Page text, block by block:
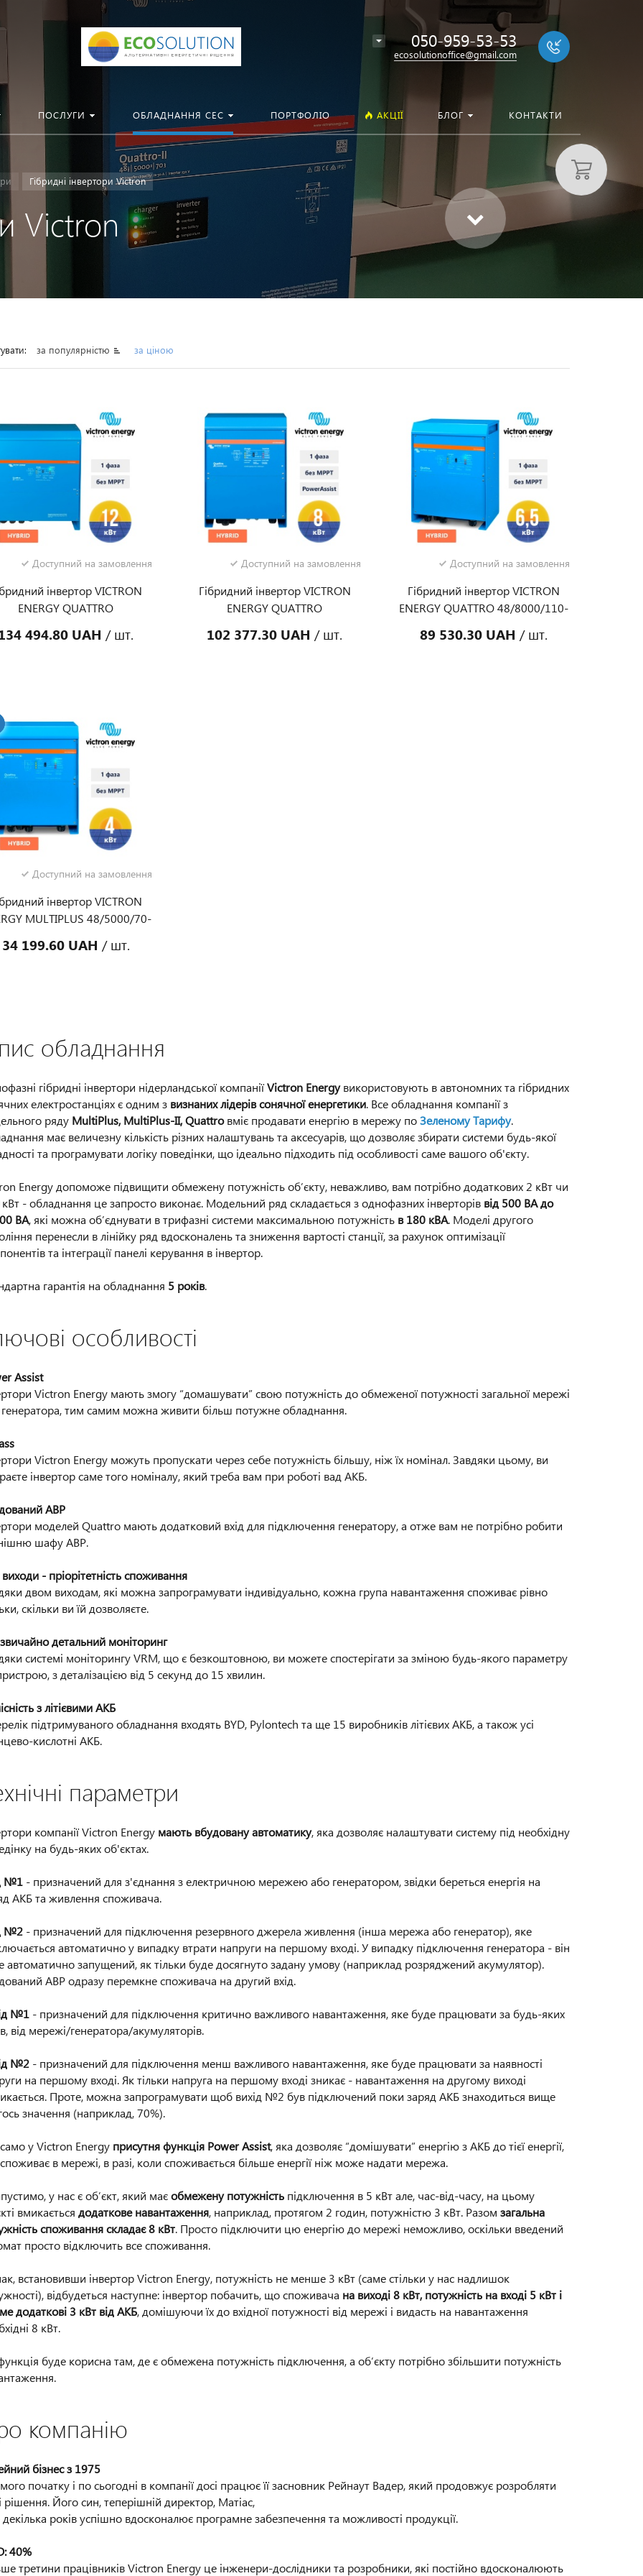
050-959-53-53
ecosolutionoffice@gmail.com
ПОСЛУГИ ОБЛАДНАННЯ СЕС ПОРТФОЛІО АКЦІЇ БЛОГ КОНТАКТИ
Гібридні інвертори Victron
Victron
вартості
станції
за популярністю за ціною
Доступний на замовлення
інвертор VICTRON
ENERGY QUATTRO
12 КВТ, 1 ФАЗА, БЕЗ MPPT)
494.80 UAH / шт.
Доступний на замовлення
Гібридний інвертор VICTRON
ENERGY QUATTRO
КВА/8 КВТ, 1 ФАЗА, БЕЗ MPPT
102 377.30 UAH / шт.
Доступний на замовлення
Гібридний інвертор VICTRON
ENERGY QUATTRO 48/8000/110-
БЕЗ MPPT)
89 530.30 UAH / шт.
Доступний на замовлення
інвертор VICTRON
MULTIPLUS 48/5000/70-
MPPT)
34 199.60 UAH / шт.
обладнання
гібридні інвертори нідерландської компаніїVictron Energyвикористовують в автономних та гібридних
електростанціях є одним з визнаних лідерів сонячної енергетики. Все обладнання компанії з
ряду MultiPlus, MultiPlus-II, Quattroвміє продавати енергію в мережу поЗеленому Тарифу.
має величезну кількість різних налаштувань та аксесуарів, що дозволяє збирати системи будь-якої
та програмувати логіку поведінки, що ідеально підходить під особливості саме вашого об'єкту.
Energy допоможе підвищити обмежену потужність об’єкту, неважливо, вам потрібно додаткових 2 кВт чи
- обладнання це запросто виконає. Модельний ряд складається з однофазних інверторів від 500 ВА до
ВА, які можна об’єднувати в трифазні системи максимальною потужність в 180 кВА. Моделі другого
перенесли в лінійку ряд вдосконалень та зниження вартості станції, за рахунок оптимізації
та інтеграції панелі керування в інвертор.
гарантія на обладнання 5 років.
особливості
Assist
Victron Energy мають змогу “домашувати” свою потужність до обмеженої потужності загальної мережі
тим самим можна живити більш потужне обладнання.
Victron Energy можуть пропускати через себе потужність більшу, ніж їх номінал. Завдяки цьому, ви
інвертор саме того номіналу, який треба вам при роботі вад АКБ.
АВР
моделей Quattro мають додатковий вхід для підключення генератору, а отже вам не потрібно робити
шафу АВР.
- пріорітетність споживання
двом виходам, які можна запрограмувати індивідуально, кожна група навантаження споживає рівно
скільки ви їй дозволяєте.
детальний моніторинг
системі моніторингу VRM, що є безкоштовною, ви можете спостерігати за зміною будь-якого параметру
з деталізацією від 5 секунд до 15 хвилин.
з літієвими АКБ
підтримуваного обладнання входять BYD, Pylontech та ще 15 виробників літієвих АКБ, а також усі
кислотні АКБ.
параметри
компанії Victron Energy мають вбудовану автоматику, яка дозволяє налаштувати систему під необхідну
на будь-яких об'єктах.
№1- призначений для з'єднання з електричною мережею або генератором, звідки береться енергія на
АКБ та живлення споживача.
№2- призначений для підключення резервного джерела живлення (інша мережа або генератор), яке
автоматично у випадку втрати напруги на першому вході. У випадку підключення генератора - він
автоматично запущений, як тільки буде досягнуто задану умову (наприклад розряджений акумулятор).
АВР одразу перемкне споживача на другий вхід.
№1- призначений для підключення критично важливого навантаження, яке буде працювати за будь-яких
від мережі/генератора/акумуляторів.
№2- призначений для підключення менш важливого навантаження, яке буде працювати за наявності
на першому вході. Як тільки напруга на першому вході зникає - навантаження на другому виході
Проте, можна запрограмувати щоб вихід №2 був підключений поки заряд АКБ знаходиться вище
значення (наприклад, 70%).
у Victron Energy присутня функція Power Assist, яка дозволяє “домішувати” енергію з АКБ до тієї енергії,
в мережі, в разі, коли споживається більше енергії ніж може надати мережа.
у нас є об’єкт, який маєобмежену потужністьпідключення в 5 кВт але, час-від-часу, на цьому
вмикається додаткове навантаження, наприклад, протягом 2 годин, потужністю 3 кВт. Разом загальна
споживання складає 8 кВт. Просто підключити цю енергію до мережі неможливо, оскільки введений
просто відключить все споживання.
встановивши інвертор Victron Energy, потужність не менше 3 кВт (саме стільки у нас надлишок
відбудеться наступне: інвертор побачить, що споживача на виході 8 кВт, потужність на вході 5 кВт і
додаткові 3 кВт від АКБ, домішуючи їх до вхідної потужності від мережі і видасть на навантаження
8 кВт.
буде корисна там, де є обмежена потужність підключення, а об’єкту потрібно збільшити потужність
компанію
бізнес з 1975
початку і по сьогодні в компанії досі працює її засновник Рейнаут Вадер, який продовжує розробляти
рішення. Його син, теперішній директор, Матіас,
років успішно вдосконалює програмне забезпечення та можливості продукції.
40%
третини працівників Victron Energy це інженери-дослідники та розробники, які постійно вдосконалюють